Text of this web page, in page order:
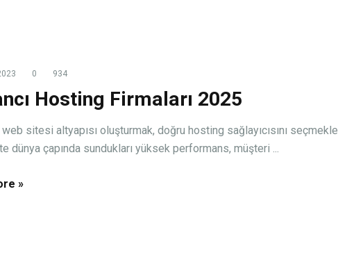
0 934
Hosting Firmaları 2025
sitesi altyapısı oluşturmak, doğru hosting sağlayıcısını seçmekle
dünya çapında sundukları yüksek performans, müşteri ...
»